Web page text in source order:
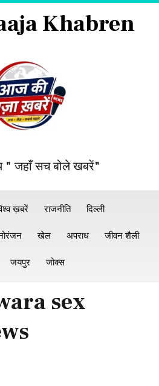
Khabren
" जहाँ सच बोले खबरें"
ख़बरें राजनीति दिल्ली
खेल अपराध जीवन शैली
जयपुर जोक्स
sex